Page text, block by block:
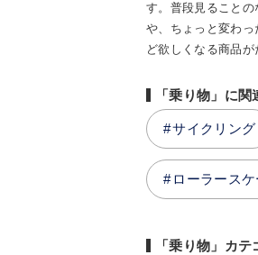
す。普段見ること
や、ちょっと変わ
ど欲しくなる商品
「乗り物」に
サイクリング
ローラースケ
「乗り物」カ